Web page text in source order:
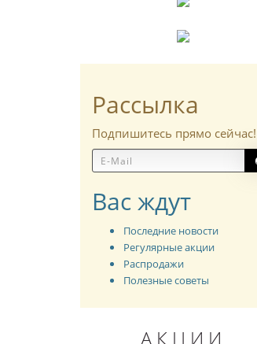
Рассылка
Подпишитесь прямо сейчас!
Вас ждут
Последние новости
Регулярные акции
Распродажи
Полезные советы
АКЦИИ